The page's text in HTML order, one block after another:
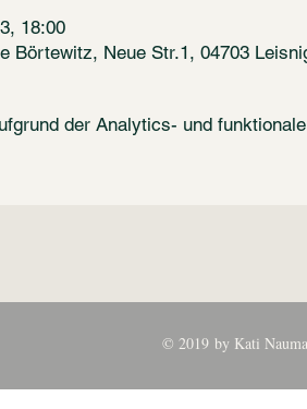
18:00
Börtewitz, Neue Str.1, 04703
der Analytics- und
© 2019 by Kati